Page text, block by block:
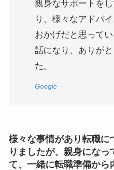
親身なサポートを
り、様々なアドバ
おかげだと思って
話になり、ありが
た。
Google
様々な事情があり転職に
りましたが、親身になっ
て、一緒に転職準備から